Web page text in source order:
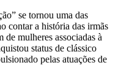
se tornou uma das
contar a história das irmãs
de mulheres associadas à
status de clássico
pelas atuações de